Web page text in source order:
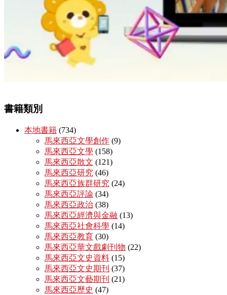
書籍類別
本地書籍 (734)
馬來西亞文學創作 (9)
馬來西亞文學 (158)
馬來西亞散文 (121)
馬來西亞研究 (46)
馬來西亞族群研究 (24)
馬來西亞評論 (34)
馬來西亞政治 (38)
馬來西亞經濟與金融 (13)
馬來西亞社會科學 (14)
馬來西亞教育 (30)
馬來西亞華文戲劇刊物 (22)
馬來西亞文史資料 (15)
馬來西亞文史期刊 (37)
馬來西亞文藝期刊 (21)
馬來西亞歷史 (47)